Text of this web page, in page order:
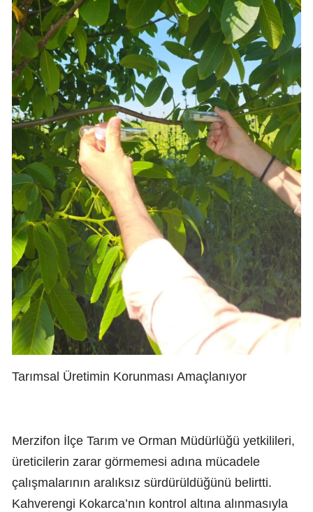
Tarımsal Üretimin Korunması Amaçlanıyor
Merzifon İlçe Tarım ve Orman Müdürlüğü yetkilileri,
üreticilerin zarar görmemesi adına mücadele
çalışmalarının aralıksız sürdürüldüğünü belirtti.
Kahverengi Kokarca’nın kontrol altına alınmasıyla